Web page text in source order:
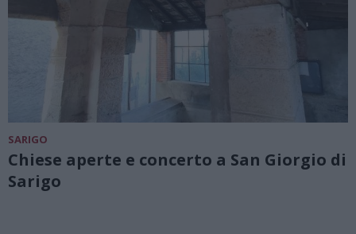
SARIGO
Chiese aperte e concerto a San Giorgio di
Sarigo